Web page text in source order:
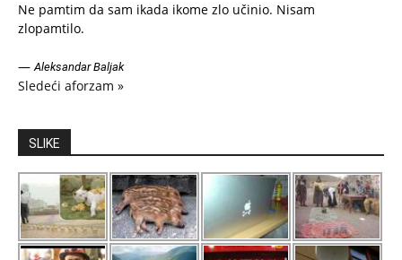
Ne pamtim da sam ikada ikome zlo učinio. Nisam
zlopamtilo.
—Aleksandar Baljak
Sledeći aforzam »
SLIKE